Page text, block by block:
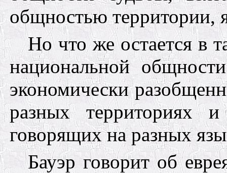
общностью территории,
Но что же остается в
национальной
экономически
разных территориях
говорящих на разных
Бауэрговорит об